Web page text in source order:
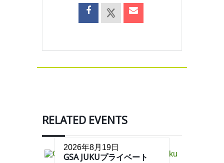
RELATED EVENTS
2026年8月19日
GSA JUKUプライベート